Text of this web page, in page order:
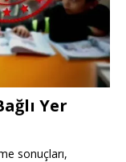
Yer
sonuçları,